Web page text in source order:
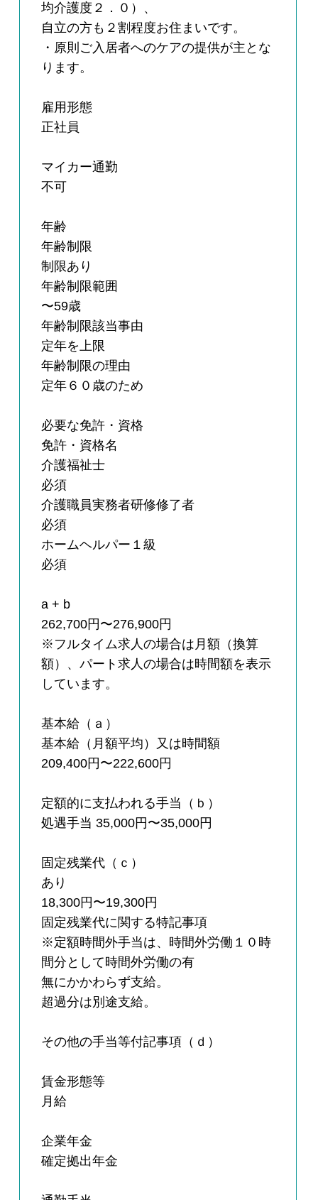
均介護度２．０）、
自立の方も２割程度お住まいです。
・原則ご入居者へのケアの提供が主とな
ります。
雇用形態
正社員
マイカー通勤
不可
年齢
年齢制限
制限あり
年齢制限範囲
〜59歳
年齢制限該当事由
定年を上限
年齢制限の理由
定年６０歳のため
必要な免許・資格
免許・資格名
介護福祉士
必須
介護職員実務者研修修了者
必須
ホームヘルパー１級
必須
a + b
262,700円〜276,900円
※フルタイム求人の場合は月額（換算
額）、パート求人の場合は時間額を表示
しています。
基本給（ａ）
基本給（月額平均）又は時間額
209,400円〜222,600円
定額的に支払われる手当（ｂ）
処遇手当 35,000円〜35,000円
固定残業代（ｃ）
あり
18,300円〜19,300円
固定残業代に関する特記事項
※定額時間外手当は、時間外労働１０時
間分として時間外労働の有
無にかかわらず支給。
超過分は別途支給。
その他の手当等付記事項（ｄ）
賃金形態等
月給
企業年金
確定拠出年金